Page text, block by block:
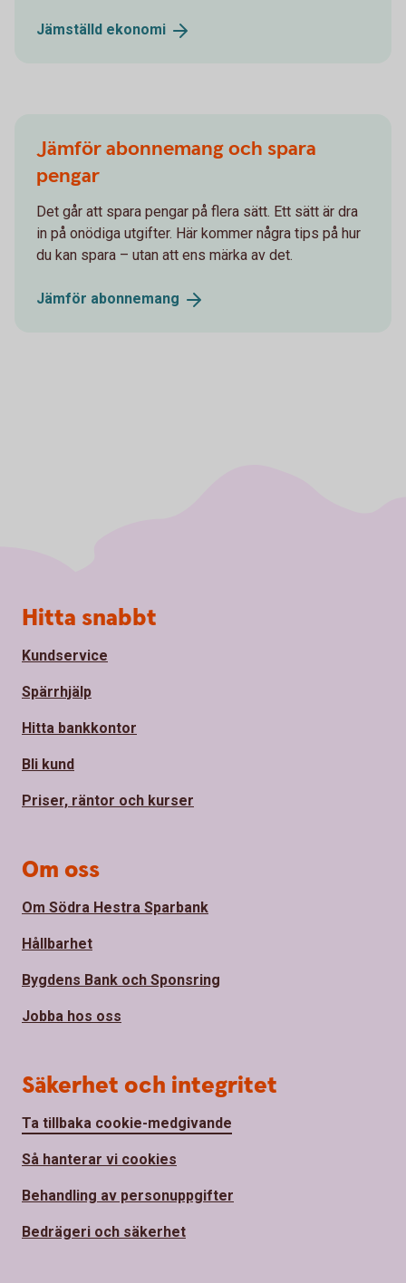
Jämställd ekonomi
Jämför abonne­mang och spara
pengar
Det går att spara pengar på flera sätt. Ett sätt är dra
in på onödiga utgifter. Här kommer några tips på hur
du kan spara – utan att ens märka av det.
Jämför abonne­mang
Sidfot
Hitta snabbt
Kundservice
Spärrhjälp
Hitta bankkontor
Bli kund
Priser, räntor och kurser
Om oss
Om Södra Hestra Sparbank
Hållbarhet
Bygdens Bank och Sponsring
Jobba hos oss
Säkerhet och integritet
Ta tillbaka cookie-medgivande
Så hanterar vi cookies
Behandling av personuppgifter
Bedrägeri och säkerhet